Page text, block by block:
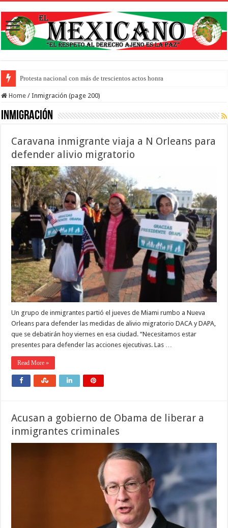
Protesta nacional con más de trescientos actos honra a inmigrantes muertos y pi
Home / Inmigración (page 200)
Inmigración
Caravana inmigrante viaja a N Orleans para
defender alivio migratorio
Un grupo de inmigrantes partió el jueves de Miami rumbo a Nueva
Orleans para defender las medidas de alivio migratorio DACA y DAPA,
que se debatirán hoy viernes en esa ciudad. “Necesitamos estar
presentes para defender las acciones ejecutivas. Las …
Read More »
Acusan a gobierno de Obama de liberar a
inmigrantes criminales